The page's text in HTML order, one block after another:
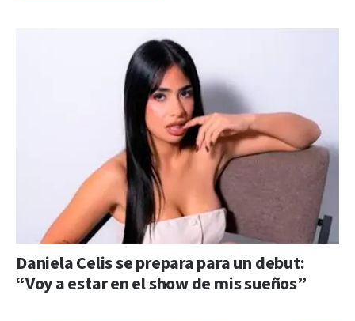
Daniela Celis se prepara para un debut:
“Voy a estar en el show de mis sueños”